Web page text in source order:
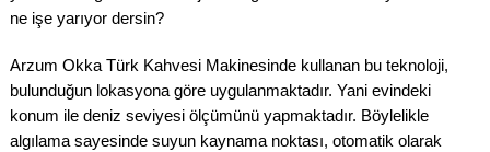
ne işe yarıyor dersin?
Arzum Okka Türk Kahvesi Makinesinde kullanan bu teknoloji,
bulunduğun lokasyona göre uygulanmaktadır. Yani evindeki
konum ile deniz seviyesi ölçümünü yapmaktadır. Böylelikle
algılama sayesinde suyun kaynama noktası, otomatik olarak